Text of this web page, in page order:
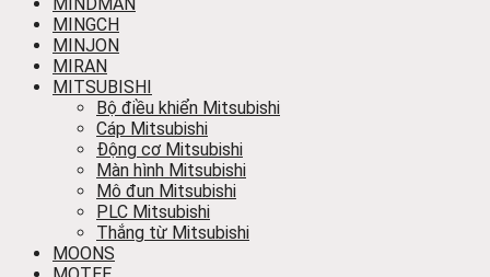
MINGCH
MINJON
MIRAN
MITSUBISHI
Bộ điều khiển Mitsubishi
Cáp Mitsubishi
Động cơ Mitsubishi
Màn hình Mitsubishi
Mô đun Mitsubishi
PLC Mitsubishi
Thắng từ Mitsubishi
MOONS